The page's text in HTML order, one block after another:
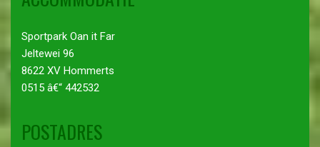
Sportpark Oan it Far
Jeltewei 96
8622 XV Hommerts
0515 â€“ 442532
POSTADRES